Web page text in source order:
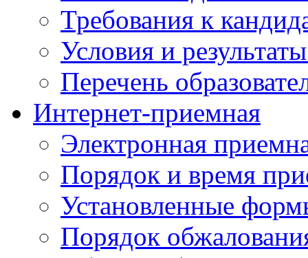
Требования к
Условия и
Перечень
Интернет-приемная
Электронная
Порядок и время
Установленные
Порядок